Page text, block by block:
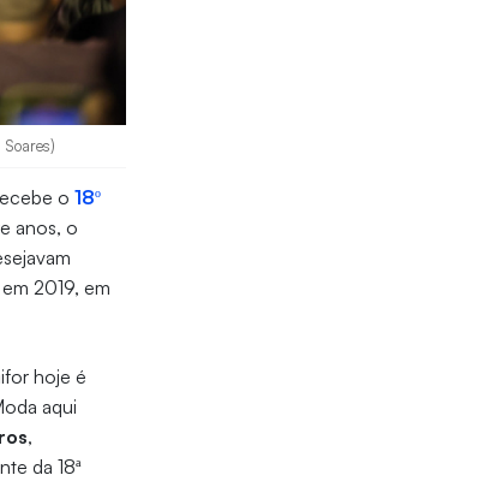
o18º
anos, o
2019, em
hoje é
aqui
,
da 18ª